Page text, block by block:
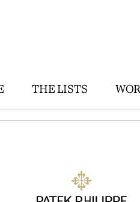
THE LISTS